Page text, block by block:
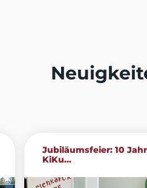
Jubiläumsfeier: 10
KiKu...